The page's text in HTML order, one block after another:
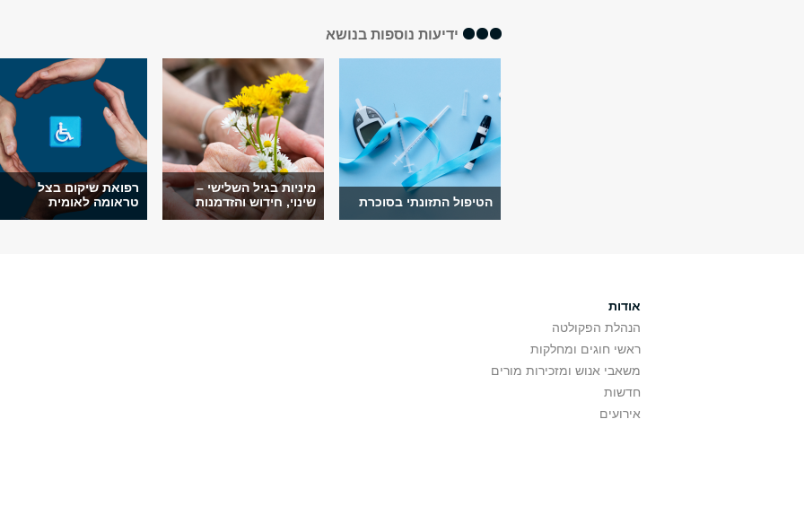
ידיעות נוספות בנושא
הטיפול התזונתי בסוכרת
מיניות בגיל השלישי –
שינוי, חידוש והזדמנות
רפואת שיקום בצל
טראומה לאומית
אודות
הנהלת הפקולטה
ראשי חוגים ומחלקות
משאבי אנוש ומזכירות מורים
חדשות
אירועים